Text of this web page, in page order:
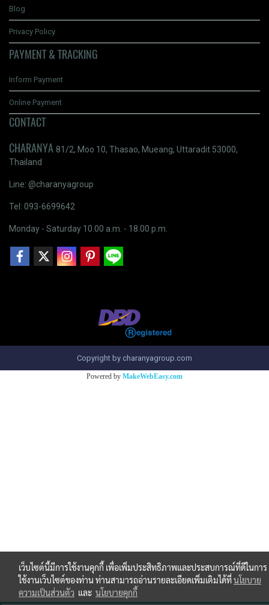
Blog
Privacy Policy
PAYMENT & TRACKING
Inform Payment
Online Payment
CONTACT
CHARANYA 81/2, Moo 10, Thasao, Mueang, Uttaradit 53000,
Thailand
Line: @charanyagroup
Tel: 093-6699642
Monday - Saturday 10.00 a.m. - 18.00 p.m.
Copyright by charanyagroup.com
Powered by MakeWebEasy.com
เว็บไซต์นี้มีการใช้งานคุกกี้ เพื่อเพิ่มประสิทธิภาพและประสบการณ์ที่ดีในการ
ใช้งานเว็บไซต์ของท่าน ท่านสามารถอ่านรายละเอียดเพิ่มเติมได้ที่นโยบาย
ความเป็นส่วนตัว และ นโยบายคุกกี้